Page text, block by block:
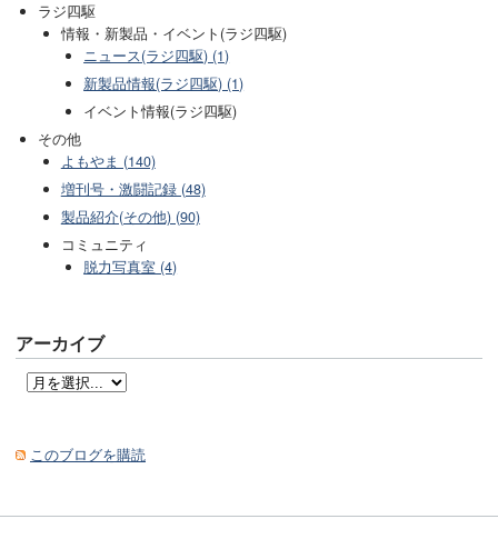
ラジ四駆
情報・新製品・イベント(ラジ四駆)
ニュース(ラジ四駆) (1)
新製品情報(ラジ四駆) (1)
イベント情報(ラジ四駆)
その他
よもやま (140)
増刊号・激闘記録 (48)
製品紹介(その他) (90)
コミュニティ
脱力写真室 (4)
アーカイブ
このブログを購読